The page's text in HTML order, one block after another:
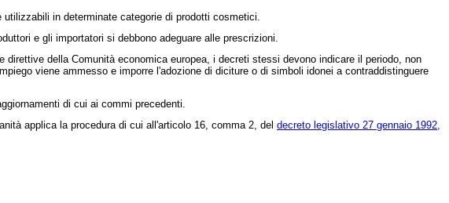
in determinate categorie di prodotti cosmetici.
e gli importatori si debbono adeguare alle prescrizioni.
della Comunità economica europea, i decreti stessi devono indicare il periodo, non
viene ammesso e imporre l'adozione di diciture o di simboli idonei a contraddistinguere
di cui ai commi precedenti.
applica la procedura di cui all'articolo 16, comma 2, del decreto legislativo 27 gennaio 1992,